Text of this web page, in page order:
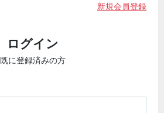
新規会員登録
ログイン
既に登録済みの方